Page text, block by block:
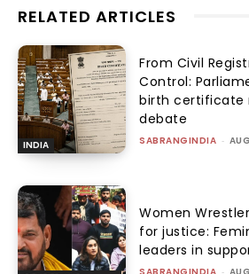
RELATED ARTICLES
INDIA
From Civil
Control:
birth certificate
debate
SABRANGINDIA -
Women
for justice:
leaders in